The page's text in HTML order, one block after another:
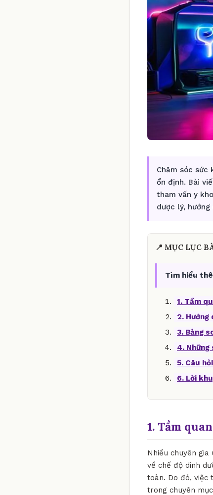
Chăm sóc
ổn định. Bài
tham vấn y
dược lý,
📍 MỤC LỤC
Tìm hiểu
1. Tầm
2.
3. Bảng
4. Những
5. Câu
6. Lời
1. Tầm
Nhiều chuyên
về chế độ dinh
toàn. Do đó, việc
trong chuyên mục